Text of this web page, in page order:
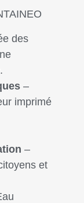
des
–
imprimé
–
et